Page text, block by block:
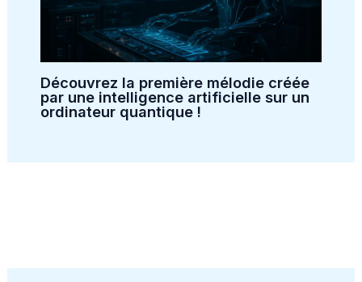
Découvrez la première mélodie créée
par une intelligence artificielle sur un
ordinateur quantique !